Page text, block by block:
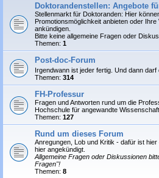
Doktorandenstellen: Angebote
Stellenmarkt für Doktoranden: Hier
Promotionsmöglichkeit anbieten oder
ankündigen.
Bitte keine allgemeine Fragen oder
Themen: 1
Post-doc-Forum
Irgendwann ist jeder fertig. Und dann
Themen: 314
FH-Professur
Fragen und Antworten rund um die
Hochschule für angewandte
Themen: 127
Rund um dieses Forum
Anregungen, Lob und Kritik - dafür ist
hier angekündigt.
Allgemeine Fragen oder Diskussionen
Fragen"!
Themen: 8